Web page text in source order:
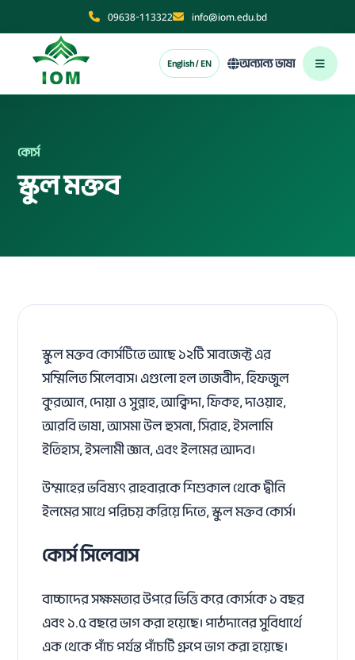
09638-113322 info@iom.edu.bd
English / EN অন্যান্য ভাষা
কোর্স
স্কুল মক্তব
স্কুল মক্তব কোর্সটিতে আছে ১২টি সাবজেক্ট এর
সম্মিলিত সিলেবাস। এগুলো হল তাজবীদ, হিফজুল
কুরআন, দোয়া ও সুন্নাহ, আক্বিদা, ফিকহ, দাওয়াহ,
আরবি ভাষা, আসমা উল হুসনা, সিরাহ, ইসলামি
ইতিহাস, ইসলামী জ্ঞান, এবং ইলমের আদব।
উম্মাহের ভবিষ্যৎ রাহবারকে শিশুকাল থেকে দ্বীনি
ইলমের সাথে পরিচয় করিয়ে দিতে, স্কুল মক্তব কোর্স।
কোর্স সিলেবাস
বাচ্চাদের সক্ষমতার উপরে ভিত্তি করে কোর্সকে ১ বছর
এবং ১.৫ বছরে ভাগ করা হয়েছে। পাঠদানের সুবিধার্থে
এক থেকে পাঁচ পর্যন্ত পাঁচটি গ্রুপে ভাগ করা হয়েছে।